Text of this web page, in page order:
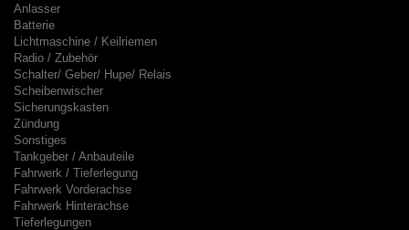
Anlasser
Batterie
Lichtmaschine / Keilriemen
Radio / Zubehör
Schalter/ Geber/ Hupe/ Relais
Scheibenwischer
Sicherungskasten
Zündung
Sonstiges
Tankgeber / Anbauteile
Fahrwerk / Tieferlegung
Fahrwerk Vorderachse
Fahrwerk Hinterachse
Tieferlegungen